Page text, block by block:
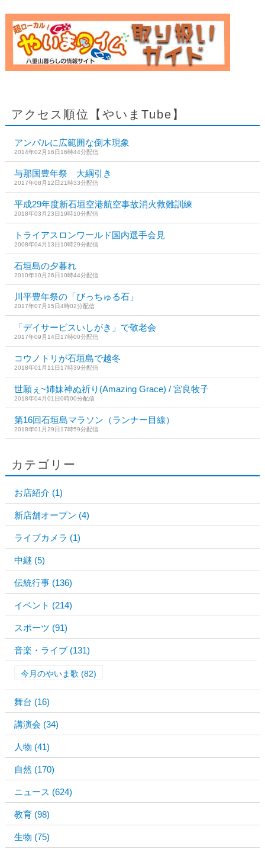
アクセス順位【やいまTube】
アンパルに広範囲な倒木現象
2014年02月16日16時44分配信
与那国豊年祭 大綱引き
2017年08月12日21時33分配信
平成29年度新石垣空港航空事故消火救難訓練
2018年03月23日19時10分配信
トライアスロンワールド国内選手会見
2008年04月13日10時29分配信
石垣島の夕暮れ
2010年10月26日10時44分配信
川平豊年祭の「びっちゅる石」
2017年07月15日4時02分配信
「デイサービスいしがき」で敬老会
2017年09月14日17時00分配信
コウノトリが石垣島で越冬
2018年01月11日17時39分配信
世願ぇ~姉妹神ぬ祈り(Amazing Grace) / 宮良牧子
2018年04月01日0時00分配信
第16回石垣島マラソン（ランナー目線）
2018年01月29日17時59分配信
カテゴリー
お店紹介 (1)
新店舗オープン (4)
ライブカメラ (1)
中継 (5)
伝統行事 (136)
イベント (214)
スポーツ (91)
音楽・ライブ (131)
今月のやいま歌 (82)
舞台 (16)
講演会 (34)
人物 (41)
自然 (170)
ニュース (624)
教育 (98)
生物 (75)